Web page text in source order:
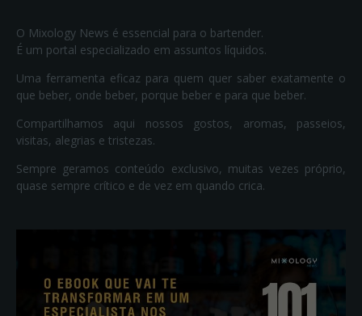
O Mixology News é essencial para o bartender.
É um portal especializado em assuntos líquidos.
Uma ferramenta eficaz para quem quer saber exatamente o
que beber, onde beber, porque beber e para que beber.
Compartilhamos aqui nossos gostos, aromas, passeios,
visitas, alegrias e tristezas.
Sempre geramos conteúdo exclusivo, muitas vezes próprio,
quase sempre crítico e de vez em quando crica.